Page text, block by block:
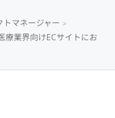
マネージャー
療業界向けECサイトにお